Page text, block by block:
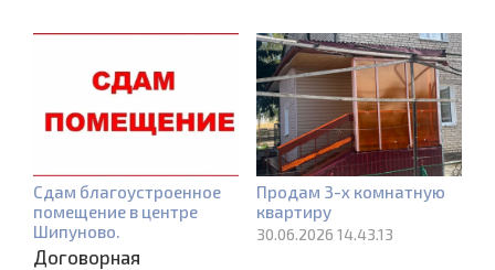
Сдам благоустроенное
помещение в центре
Шипуново.
Договорная
Продам 3-х комнатную
квартиру
30.06.2026 14.43.13